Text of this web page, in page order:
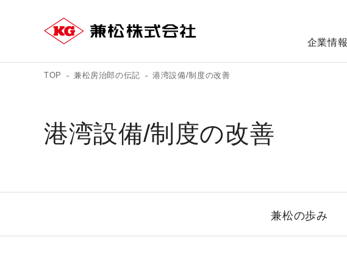
企業情報
TOP 兼松房治郎の伝記 港湾設備/制度の改善
港湾設備/制度の改善
兼松の歩み